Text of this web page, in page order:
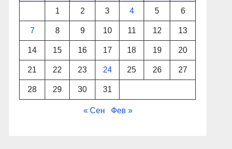
1 2 3 4 5 6
7 8 9 10 11 12 13
14 15 16 17 18 19 20
21 22 23 24 25 26 27
28 29 30 31
« Сен Фев »